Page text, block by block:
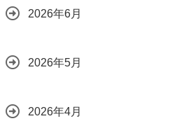
2026年6月
2026年5月
2026年4月